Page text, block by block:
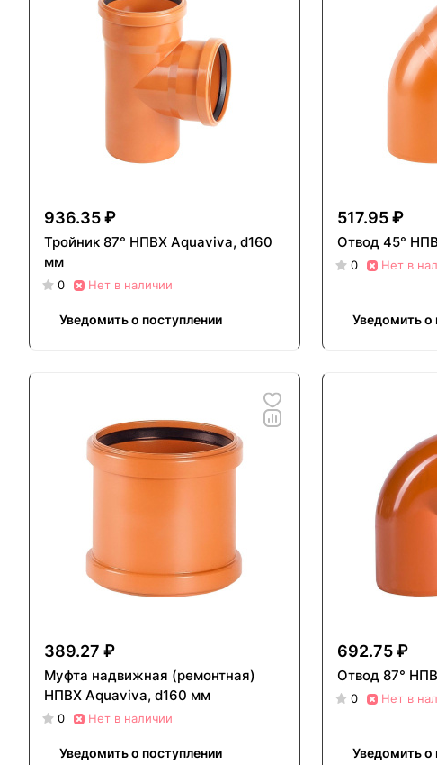
936.35 ₽
Тройник 87° НПВХ Aquaviva, d160
мм
0 Нет в наличии
Уведомить о поступлении
517.95 ₽
Отвод 45°
0 Нет в
Уведомить о
389.27 ₽
Муфта надвижная (ремонтная)
НПВХ Aquaviva, d160 мм
0 Нет в наличии
Уведомить о поступлении
692.75 ₽
Отвод 87°
0 Нет в
Уведомить о